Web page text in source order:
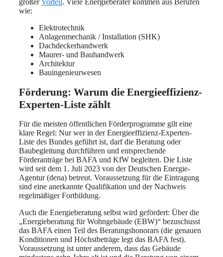
großer Vorteil. Viele Energieberater kommen aus Berufen
wie:
Elektrotechnik
Anlagenmechanik / Installation (SHK)
Dachdeckerhandwerk
Maurer- und Bauhandwerk
Architektur
Bauingenieurwesen
Förderung: Warum die Energieeffizienz-
Experten-Liste zählt
Für die meisten öffentlichen Förderprogramme gilt eine
klare Regel: Nur wer in der Energieeffizienz-Experten-
Liste des Bundes geführt ist, darf die Beratung oder
Baubegleitung durchführen und entsprechende
Förderanträge bei BAFA und KfW begleiten. Die Liste
wird seit dem 1. Juli 2023 von der Deutschen Energie-
Agentur (dena) betreut. Voraussetzung für die Eintragung
sind eine anerkannte Qualifikation und der Nachweis
regelmäßiger Fortbildung.
Auch die Energieberatung selbst wird gefördert: Über die
„Energieberatung für Wohngebäude (EBW)“ bezuschusst
das BAFA einen Teil des Beratungshonorars (die genauen
Konditionen und Höchstbeträge legt das BAFA fest).
Voraussetzung ist unter anderem, dass das Gebäude